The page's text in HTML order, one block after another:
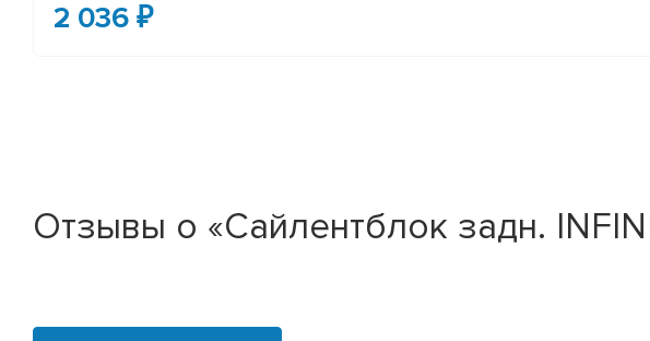
2 036 ₽
Отзывы о «Сайлентблок задн.